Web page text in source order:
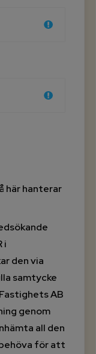
här hanterar
i
den via
samtycke
AB
genom
all den
för att